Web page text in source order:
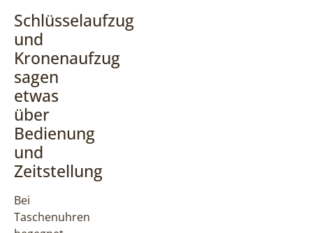
Schlüsselaufzug
und
Kronenaufzug
sagen
etwas
über
Bedienung
und
Zeitstellung
Bei
Taschenuhren